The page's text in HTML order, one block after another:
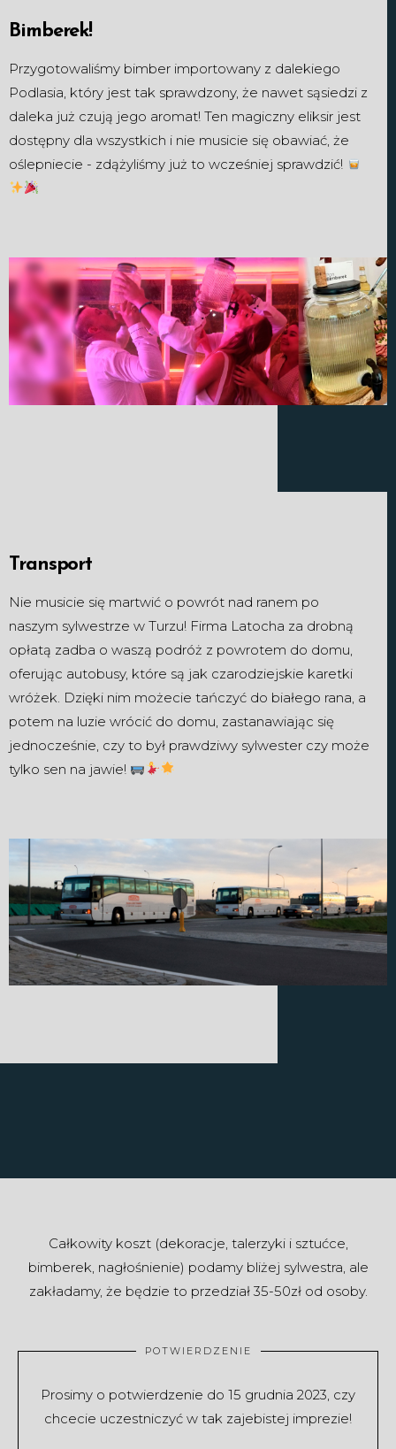
Bimberek!
Przygotowaliśmy bimber importowany z dalekiego
Podlasia, który jest tak sprawdzony, że nawet sąsiedzi z
daleka już czują jego aromat! Ten magiczny eliksir jest
dostępny dla wszystkich i nie musicie się obawiać, że
oślepniecie - zdążyliśmy już to wcześniej sprawdzić!
Transport
Nie musicie się martwić o powrót nad ranem po
naszym sylwestrze w Turzu! Firma Latocha za drobną
opłatą zadba o waszą podróż z powrotem do domu,
oferując autobusy, które są jak czarodziejskie karetki
wróżek. Dzięki nim możecie tańczyć do białego rana, a
potem na luzie wrócić do domu, zastanawiając się
jednocześnie, czy to był prawdziwy sylwester czy może
tylko sen na jawie!
Całkowity koszt (dekoracje, talerzyki i sztućce,
bimberek, nagłośnienie) podamy bliżej sylwestra, ale
zakładamy, że będzie to przedział 35-50zł od osoby.
POTWIERDZENIE
Prosimy o potwierdzenie do 15 grudnia 2023, czy
chcecie uczestniczyć w tak zajebistej imprezie!